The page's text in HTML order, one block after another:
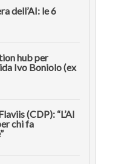
dell’AI: le 6
hub per
Ivo Boniolo (ex
(CDP): “L’AI
chi fa